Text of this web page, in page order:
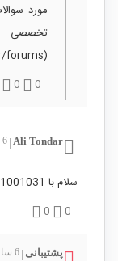
مورد
(www.eca.ir/forums)
0
0
Ali Tondar
| 6 سال پیش
سلام با 2061001031 سازگاره
0
0
پشتیبانی | 6 سال پیش